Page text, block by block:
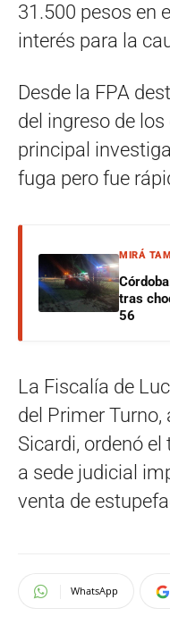
31.500 pesos en
interés para la
Desde la FPA
del ingreso de
principal
fuga pero fue
MIRÁ
tras
56
La Fiscalía de
del Primer
Sicardi, ordenó
a sede judicial
venta de
WhatsApp